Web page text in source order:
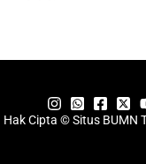
Hak Cipta © Situs BUMN